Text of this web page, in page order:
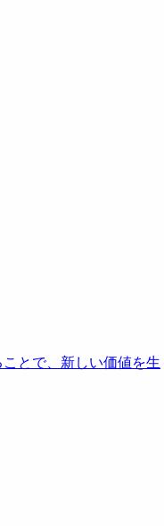
とで、新しい価値を生